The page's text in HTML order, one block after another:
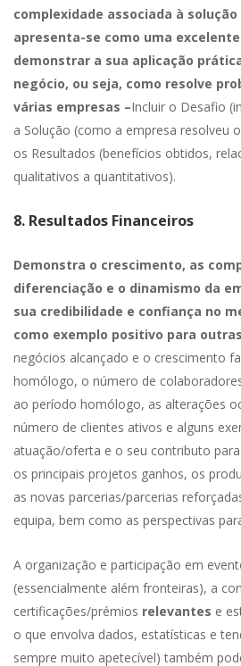
complexidade associada à
apresenta-se como uma
demonstrar a sua aplicação
negócio, ou seja, como resolve
várias empresas –Incluir o Desafio
a Solução (como a empresa resolveu
os Resultados (benefícios obtidos,
qualitativos a quantitativos).
8. Resultados Financeiros
Demonstra o crescimento, as
diferenciação e o dinamismo da
sua credibilidade e confiança no
como exemplo positivo para
negócios alcançado e o crescimento
homólogo, o número de
ao período homólogo, as alterações
número de clientes ativos e alguns
atuação/oferta e o seu contributo
os principais projetos ganhos, os
as novas parcerias/parcerias
equipa, bem como as perspectivas
A organização e participação em
(essencialmente além fronteiras), a
certificações/prémios relevantes e
o que envolva dados, estatísticas e
sempre muito apetecível) também